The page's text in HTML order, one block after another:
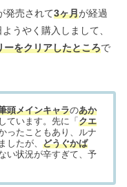
発売されて3ヶ月が経過
うやく購入しまして、
ーをクリアしたところで
頭メインキャラのあか
ています。先に「 クエ
ったこともあり、ルナ
したが、 どうぐかば
い状況が辛すぎて、予